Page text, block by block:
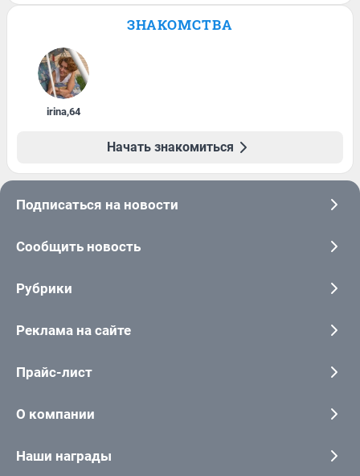
ЗНАКОМСТВА
irina,64
Начать знакомиться
Подписаться на новости
Сообщить новость
Рубрики
Реклама на сайте
Прайс-лист
О компании
Наши награды